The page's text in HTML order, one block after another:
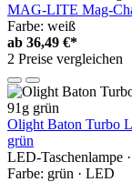
MAG-LITE Mag-
Farbe: weiß
ab 36,49 €*
2 Preise vergleichen
Olight Baton Turbo
grün
LED-Taschenlampe
Farbe: grün · LED